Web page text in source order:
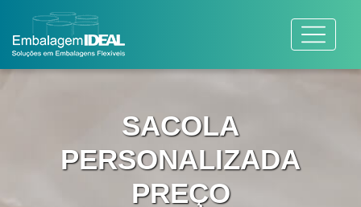
SACOLA
PERSONALIZADA
PREÇO